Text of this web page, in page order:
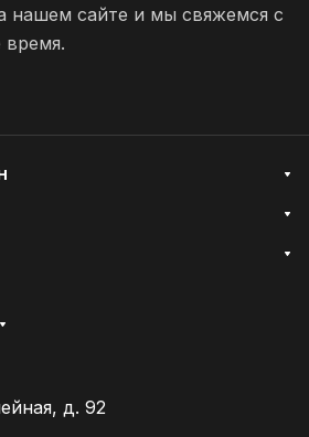
нашем сайте и мы свяжемся с
д. 92